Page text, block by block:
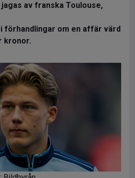
jagas av franska Toulouse,
förhandlingar om en affär värd
kronor.